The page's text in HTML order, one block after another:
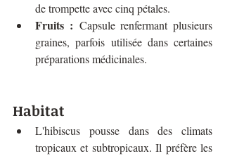
de trompette avec cinq pétales.
Fruits : Capsule renfermant plusieurs
graines, parfois utilisée dans certaines
préparations médicinales.
Habitat
L'hibiscus pousse dans des climats
tropicaux et subtropicaux. Il préfère les